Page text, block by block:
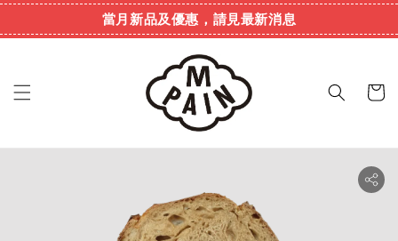
當月新品及優惠，請見最新消息